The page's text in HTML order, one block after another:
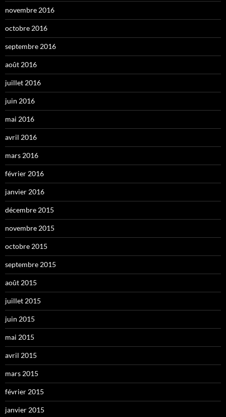
novembre 2016
octobre 2016
septembre 2016
août 2016
juillet 2016
juin 2016
mai 2016
avril 2016
mars 2016
février 2016
janvier 2016
décembre 2015
novembre 2015
octobre 2015
septembre 2015
août 2015
juillet 2015
juin 2015
mai 2015
avril 2015
mars 2015
février 2015
janvier 2015